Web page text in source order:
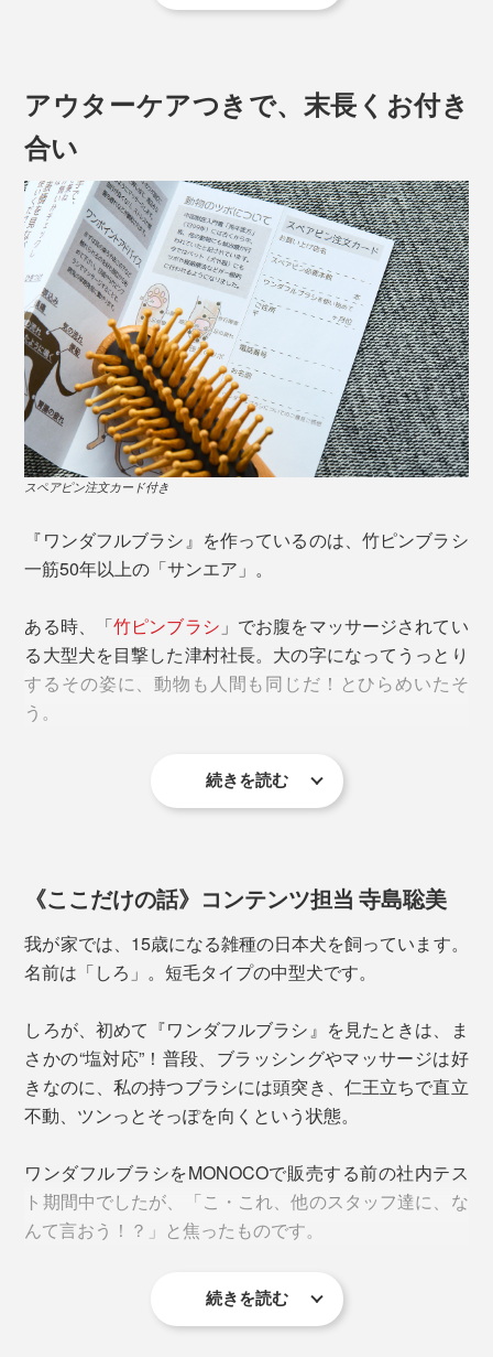
「普段、毛の手入れには、スリッカーやコームが使われ
ますが、あれは毛玉や抜け毛をとる道具であって、地肌
をブラッシングするのためのものではないんです。
刺激の強すぎる道具で、ペットをブラッシング嫌いにし
ている飼い主さんも多く見受けられます。マッサージ用
と毛をとかすもの、用途を分けて道具をそろえるといい
ですね。
ペットにとって、静電気は厄介なもの。特に毛が長い子
は、静電気が起きやすく、毛玉の原因になったり、パチ
パチする刺激が皮膚病につながることもあるんです。そ
の点、『ワンダフルブラシ』は静電気が起きにくいので
おすすめです」
「そして、『ワンダフルブラシ』でマッサージすること
の最大のメリットは、ペットの異変にすぐに気づけるこ
と。異変に気づけば、早期ケアができて、寝たきりにな
マッサージを続けたことで、寝たきりだった子がほふく
最高の“うっとり顔”を見せてもらうため、使い方のコツ
を前述の動物看護師・増子元美さんに教えていただきま
した。
「『ワンダフルブラシ』の目的は、毛をとかすことでは
なく、マッサージで血行を刺激すること。長毛タイプの
ペットの場合は、スリッカーやコームで毛の絡みをとっ
てから、『ワンダフルブラシ』を使うのがポイントで
す。
下に紹介するのは、マッサージの一例。あなたのワンニ
ャンが気持ちよさそうな方法を探して、アレンジしてく
ださい」
アウターケアつきで、末長くお付き
合い
スペアピン注文カード付き
『ワンダフルブラシ』を作っているのは、竹ピンブラシ
一筋50年以上の「サンエア」。
ある時、「竹ピンブラシ 」でお腹をマッサージされてい
る大型犬を目撃した津村社長。大の字になってうっとり
するその姿に、動物も人間も同じだ！とひらめいたそ
う。
トレーナーを講師に招いて、日本各地でペットセミナー
を開催し、ファンが広がっています。
続きを読む
《ここだけの話》コンテンツ担当 寺島聡美
我が家では、15歳になる雑種の日本犬を飼っています。
名前は「しろ」。短毛タイプの中型犬です。
しろが、初めて『ワンダフルブラシ』を見たときは、ま
さかの“塩対応”！普段、ブラッシングやマッサージは好
きなのに、私の持つブラシには頭突き、仁王立ちで直立
不動、ツンっとそっぽを向くという状態。
ワンダフルブラシをMONOCOで販売する前の社内テス
ト期間中でしたが、「こ・これ、他のスタッフ達に、な
んて言おう！？」と焦ったものです。
ブラシをそのまま放置し、しろがウトウトし始めた頃、
続きを読む